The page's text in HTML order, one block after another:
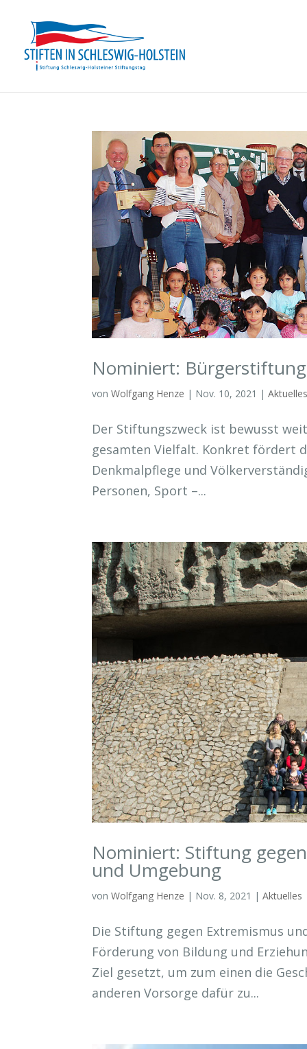
Nominiert:
vonWolfgang Henze | Nov. 10, 2021 |
Der Stiftungszweck ist bewusst
gesamten Vielfalt. Konkret fördert
Denkmalpflege und
Personen, Sport –...
Nominiert: Stiftung
und Umgebung
vonWolfgang Henze | Nov. 8, 2021 |Aktuelles
Die Stiftung gegen Extremismus
Förderung von Bildung und
Ziel gesetzt, um zum einen die
anderen Vorsorge dafür zu...